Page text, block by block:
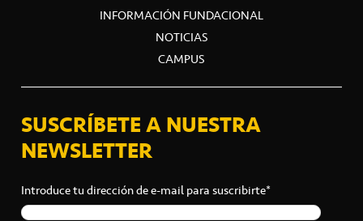
INFORMACIÓN FUNDACIONAL
NOTICIAS
CAMPUS
SUSCRÍBETE A NUESTRA
NEWSLETTER
Introduce tu dirección de e-mail para suscribirte*